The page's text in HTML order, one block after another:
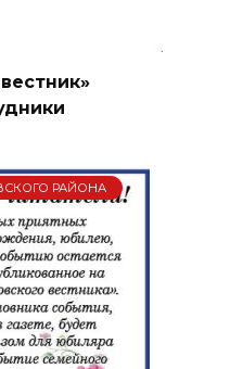
РАЙОНА